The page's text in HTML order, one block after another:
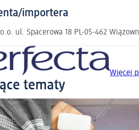
importera
ul. Spacerowa 18 PL-05-462
Więcej
tematy